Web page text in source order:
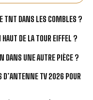
TNT DANS LES COMBLES ?
DE LA TOUR EIFFEL ?
DANS UNE AUTRE PIÈCE ?
D’ANTENNE TV 2026 POUR